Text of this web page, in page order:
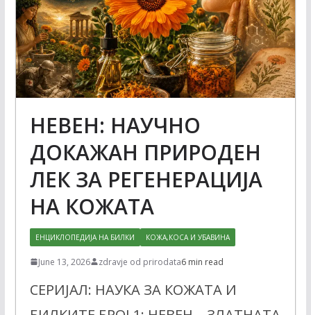
НЕВЕН: НАУЧНО
ДОКАЖАН ПРИРОДЕН
ЛЕК ЗА РЕГЕНЕРАЦИЈА
НА КОЖАТА
ЕНЦИКЛОПЕДИЈА НА БИЛКИ КОЖА,КОСА И УБАВИНА
June 13, 2026 zdravje od prirodata6 min read
СЕРИЈАЛ: НАУКА ЗА КОЖАТА И